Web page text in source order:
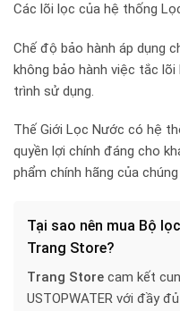
Các lõi lọc của hệ thống
Chế độ bảo hành áp dụng
không bảo hành việc tắc
trình sử dụng.
Thế Giới Lọc Nước có hệ
quyền lợi chính đáng cho
phẩm chính hãng của
Tại sao nên mua Bộ
Trang Store?
Trang Store cam kết
USTOPWATER với đầy